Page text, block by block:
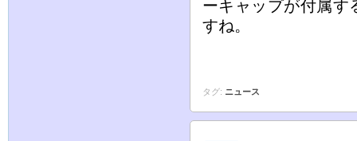
ーキャップが付属す
すね。
タグ: ニュース